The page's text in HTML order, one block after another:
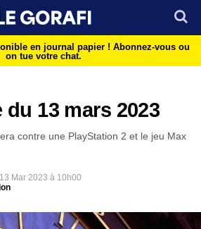
en journal papier ! Abonnez-vous ou
on tue votre chat.
13 mars 2023
contre une PlayStation 2 et le jeu Max
13 Mar 2023 à 10h00